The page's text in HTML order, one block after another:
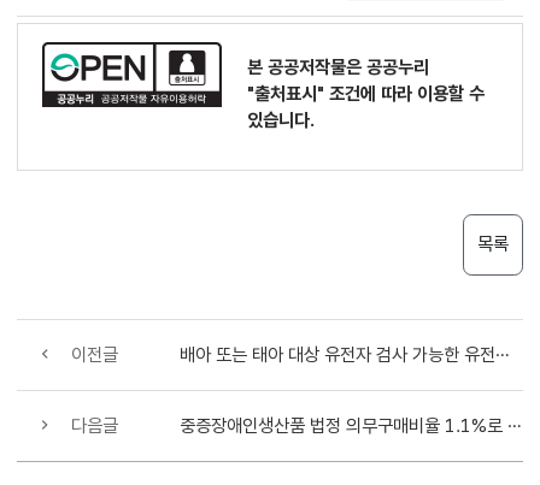
본 공공저작물은 공공누리
"출처표시" 조건에 따라 이용할 수
있습니다.
목록
이전글 배아 또는 태아 대상 유전자 검사 가능한 유전질환 4개 추가 지정
다음글 중증장애인생산품 법정 의무구매비율 1.1%로 상향